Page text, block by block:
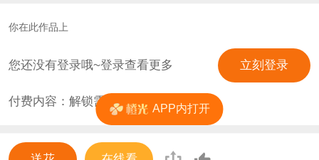
你在此作品上
您还没有登录哦~登录查看更多 立刻登录
付费内容：解锁需 1花
APP内打开